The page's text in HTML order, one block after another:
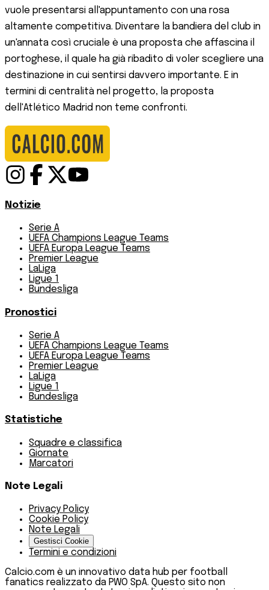
vuole presentarsi all'appuntamento con una rosa
altamente competitiva. Diventare la bandiera del club in
un'annata così cruciale è una proposta che affascina il
portoghese, il quale ha già ribadito di voler scegliere una
destinazione in cui sentirsi davvero importante. E in
termini di centralità nel progetto, la proposta
dell'Atlético Madrid non teme confronti.
Notizie
Serie A
UEFA Champions League Teams
UEFA Europa League Teams
Premier League
LaLiga
Ligue 1
Bundesliga
Pronostici
Serie A
UEFA Champions League Teams
UEFA Europa League Teams
Premier League
LaLiga
Ligue 1
Bundesliga
Statistiche
Squadre e classifica
Giornate
Marcatori
Note Legali
Privacy Policy
Cookie Policy
Note Legali
Gestisci Cookie
Termini e condizioni
Calcio.com è un innovativo data hub per football
fanatics realizzato da PWO SpA. Questo sito non